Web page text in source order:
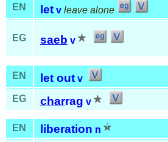
EN let v leave alone
EG saeb v
EN let out v
EG
charrag v
EN liberation n